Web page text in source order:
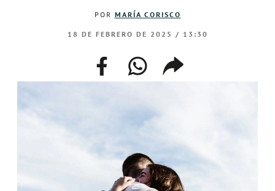
POR MARÍA CORISCO
18 DE FEBRERO DE 2025 / 13:30
facebookwhatsappcompartir
enlace